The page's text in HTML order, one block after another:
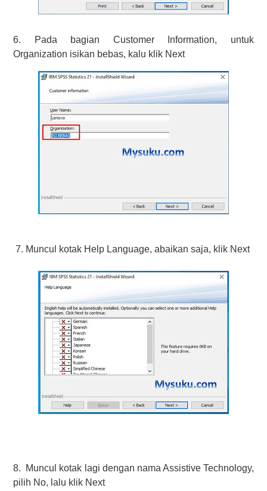
6. Pada bagian Customer Information, untuk
Organization isikan bebas, kalu klik Next
7. Muncul kotak Help Language, abaikan saja, klik Next
8. Muncul kotak lagi dengan nama Assistive Technology,
pilih No, lalu klik Next